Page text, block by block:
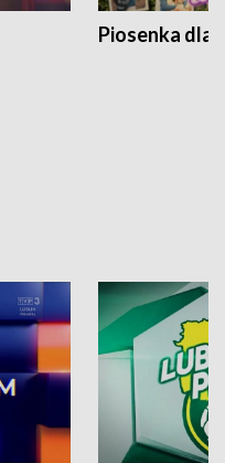
Piosenka dla